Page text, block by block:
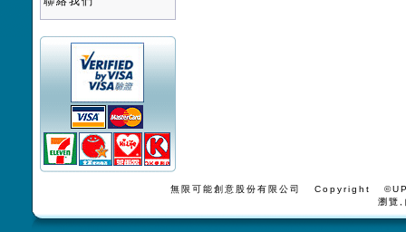
無限可能創意股份有限公司 Copyright
瀏